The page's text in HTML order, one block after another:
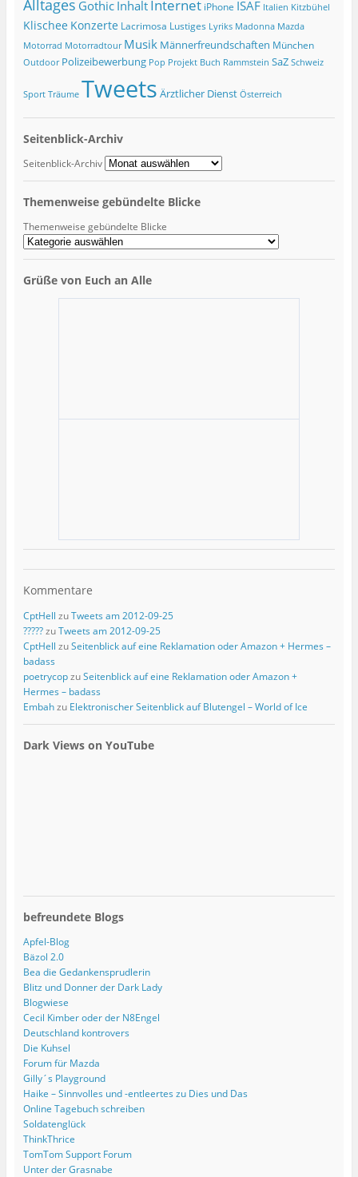
Alltages Gothic Inhalt Internet iPhone ISAF Italien Kitzbühel
Klischee Konzerte Lacrimosa Lustiges Lyriks Madonna Mazda
Motorrad Motorradtour Musik Männerfreundschaften München
Outdoor Polizeibewerbung Pop Projekt Buch Rammstein SaZ Schweiz
Sport Träume Tweets Ärztlicher Dienst Österreich
Seitenblick-Archiv
Seitenblick-Archiv
Themenweise gebündelte Blicke
Themenweise gebündelte Blicke
Grüße von Euch an Alle
Kommentare
CptHell zuTweets am 2012-09-25
?????zuTweets am 2012-09-25
CptHell zuSeitenblick auf eine Reklamation oder Amazon + Hermes –
badass
poetrycopzuSeitenblick auf eine Reklamation oder Amazon +
Hermes – badass
Embahzu Elektronischer Seitenblick auf Blutengel – World of Ice
Dark Views on YouTube
befreundete Blogs
Apfel-Blog
Bäzol 2.0
Bea die Gedankensprudlerin
Blitz und Donner der Dark Lady
Blogwiese
Cecil Kimber oder der N8Engel
Deutschland kontrovers
Die Kuhsel
Forum für Mazda
Gilly´s Playground
Haike – Sinnvolles und -entleertes zu Dies und Das
Online Tagebuch schreiben
Soldatenglück
ThinkThrice
TomTom Support Forum
Unter der Grasnabe